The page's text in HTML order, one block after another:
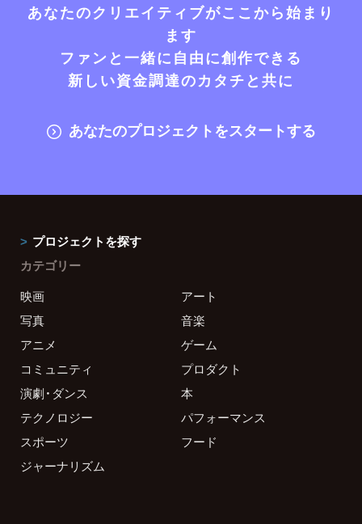
あなたのクリエイティブがここから始まり
ます
ファンと一緒に自由に創作できる
新しい資金調達のカタチと共に
あなたのプロジェクトをスタートする
プロジェクトを探す
カテゴリー
映画
アート
写真
音楽
アニメ
ゲーム
コミュニティ
プロダクト
演劇・ダンス
本
テクノロジー
パフォーマンス
スポーツ
フード
ジャーナリズム